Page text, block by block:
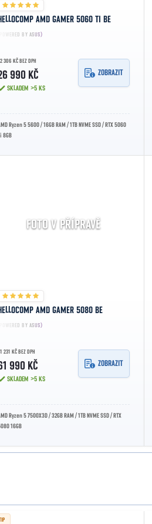
AMD GAMER 5060 TI BE
(POWERED BY ASUS)
306 KČ BEZ DPH
990 KČ
SKLADEM >5 KS
ZOBRAZIT
Ryzen 5 5600 / 16GB RAM / 1TB NVME SSD / RTX 5060
8GB
FOTO V PŘÍPRAVĚ
AMD GAMER 5080 BE
(POWERED BY ASUS)
231 KČ BEZ DPH
990 KČ
SKLADEM >5 KS
ZOBRAZIT
Ryzen 5 7500X3D / 32GB RAM / 1TB NVME SSD / RTX
16GB